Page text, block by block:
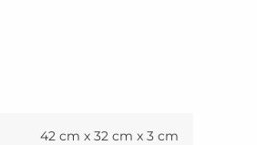
42 cm x 32 cm x 3 cm